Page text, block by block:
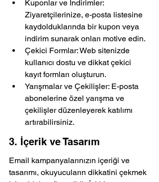
Kuponlar ve İndirimler:
Ziyaretçilerinize, e-posta listesine
kaydolduklarında bir kupon veya
indirim sunarak onları motive edin.
Çekici Formlar: Web sitenizde
kullanıcı dostu ve dikkat çekici
kayıt formları oluşturun.
Yarışmalar ve Çekilişler: E-posta
abonelerine özel yarışma ve
çekilişler düzenleyerek katılımı
artırabilirsiniz.
3. İçerik ve Tasarım
Email kampanyalarınızın içeriği ve
tasarımı, okuyucuların dikkatini çekmek